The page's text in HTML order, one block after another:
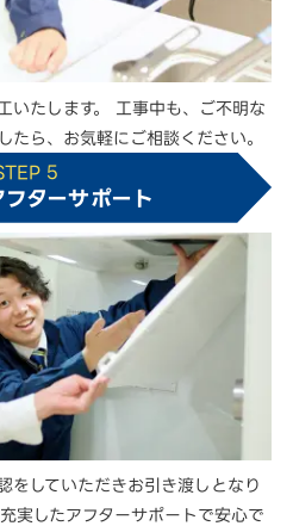
いたします。 工事中も、ご不明な
たら、お気軽にご相談ください。
5
ターサポート
をしていただきお引き渡しとなり
実したアフターサポートで安心で